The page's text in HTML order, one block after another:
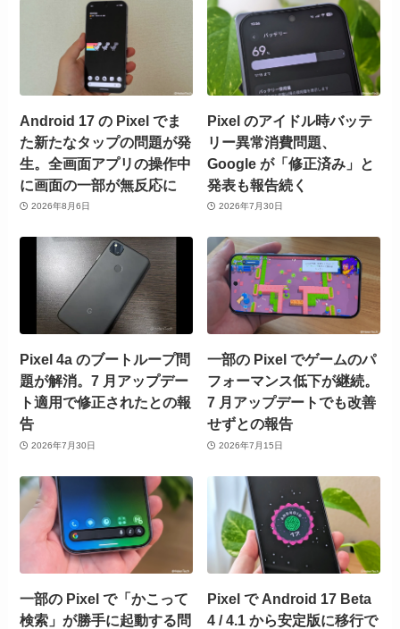
Android 17 の Pixel でま
た新たなタップの問題が発
生。全画面アプリの操作中
に画面の一部が無反応に
2026年8月6日
Pixel のアイドル時バッテ
リー異常消費問題、
Google が「修正済み」と
発表も報告続く
2026年7月30日
Pixel 4a のブートループ問
題が解消。7 月アップデー
ト適用で修正されたとの報
告
2026年7月30日
一部の Pixel でゲームのパ
フォーマンス低下が継続。
7 月アップデートでも改善
せずとの報告
2026年7月15日
一部の Pixel で「かこって
検索」が勝手に起動する問
Pixel で Android 17 Beta
4 / 4.1 から安定版に移行で